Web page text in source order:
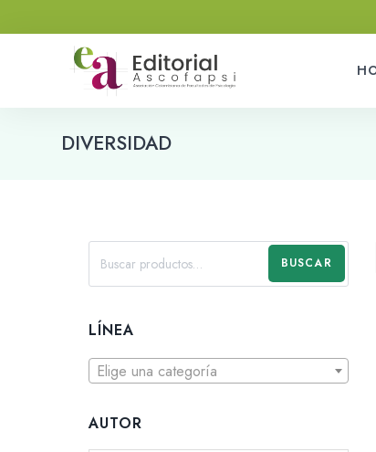
DIVERSIDAD
BUSCAR
LÍNEA
Elige una categoría
AUTOR